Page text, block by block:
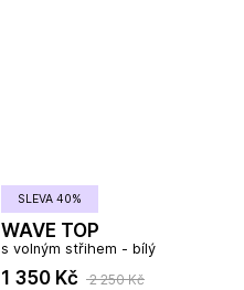
SLEVA 40%
WAVE TOP
s volným střihem - bílý
1 350 Kč 2 250 Kč